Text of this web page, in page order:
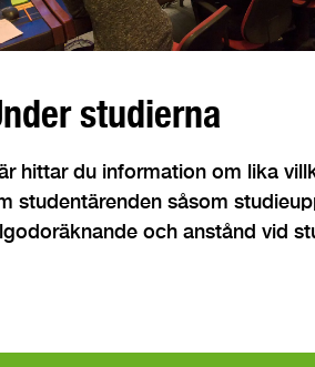
studierna
hittar du information om lika
studentärenden såsom
och anstånd vid